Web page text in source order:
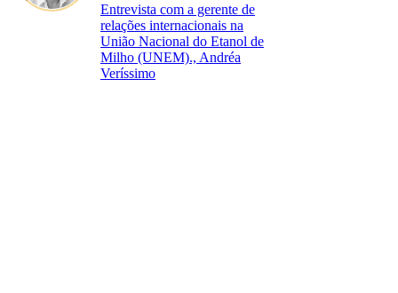
Entrevista com a gerente de
relações internacionais na
União Nacional do Etanol de
Milho (UNEM)., Andréa
Veríssimo